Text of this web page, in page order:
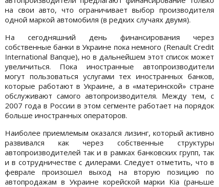
на свои авто, что ограничивает выбор производителя
одной маркой автомобиля (в редких случаях двумя).
На сегодняшний день финансирования через
собственные банки в Украине пока немного (Renault Credit
International Banque), но в дальнейшем этот список может
увеличиться. Пока иностранные автопроизводители
могут пользоваться услугами тех иностранных банков,
которые работают в Украине, а в «материнской» стране
обслуживают самого автопроизводителя. Между тем, с
2007 года в России в этом сегменте работает на порядок
больше иностранных операторов.
Наиболее приемлемым оказался лизинг, который активно
развивался как через собственные структуры
автопроизводителей так и в рамках банковских групп, так
и в сотрудничестве с дилерами. Следует отметить, что в
феврале произошел выход на вторую позицию по
автопродажам в Украине корейской марки Kia (раньше